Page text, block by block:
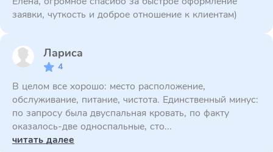
заявки, чуткость и доброе отношение к клиентам)
Лариса
4
В целом все хорошо: место расположение,
обслуживание, питание, чистота. Единственный минус:
по запросу была двуспальная кровать, по факту
оказалось-две односпальные, сто...
читать далее